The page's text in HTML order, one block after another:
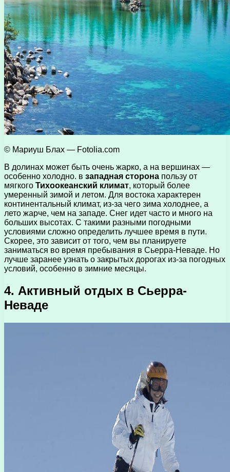
© Мариуш Блах — Fotolia.com
В долинах может быть очень жарко, а на вершинах —
особенно холодно. в западная сторона пользу от
мягкого Тихоокеанский климат, который более
умеренный зимой и летом. Для востока характерен
континентальный климат, из-за чего зима холоднее, а
лето жарче, чем на западе. Снег идет часто и много на
больших высотах. С такими разными погодными
условиями сложно определить лучшее время в пути.
Скорее, это зависит от того, чем вы планируете
заниматься во время пребывания в Сьерра-Неваде. Но
лучше заранее узнать о закрытых дорогах из-за погодных
условий, особенно в зимние месяцы.
4. Активный отдых в Сьерра-
Неваде